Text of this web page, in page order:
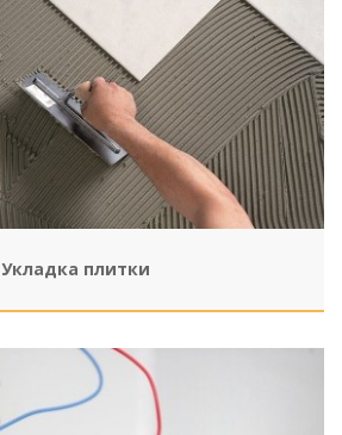
Укладка плитки